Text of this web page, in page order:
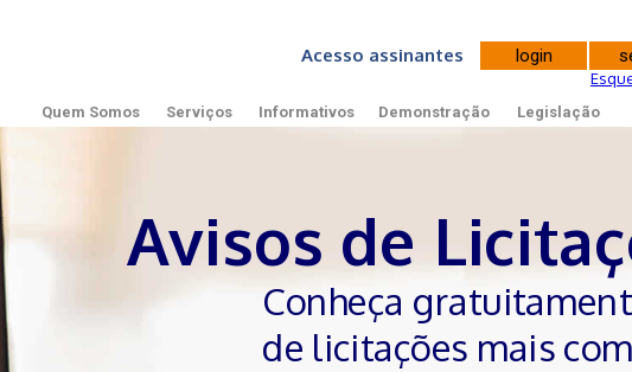
Acesso assinantes
Quem Somos Serviços Informativos Demonstração Legislação
Avisos de
Conheça
de licitações mais